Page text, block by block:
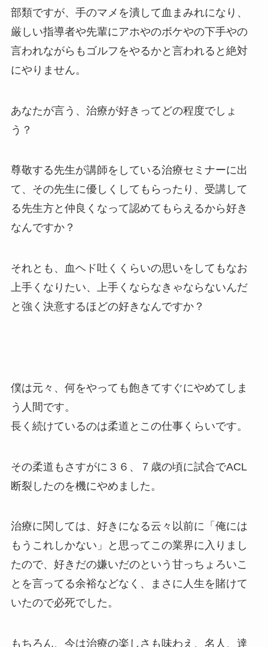
部類ですが、手のマメを潰して血まみれになり、
厳しい指導者や先輩にアホやのボケやの下手やの
言われながらもゴルフをやるかと言われると絶対
にやりません。
あなたが言う、治療が好きってどの程度でしょ
う？
尊敬する先生が講師をしている治療セミナーに出
て、その先生に優しくしてもらったり、受講して
る先生方と仲良くなって認めてもらえるから好き
なんですか？
それとも、血ヘド吐くくらいの思いをしてもなお
上手くなりたい、上手くならなきゃならないんだ
と強く決意するほどの好きなんですか？
僕は元々、何をやっても飽きてすぐにやめてしま
う人間です。
長く続けているのは柔道とこの仕事くらいです。
その柔道もさすがに３６、７歳の頃に試合でACL
断裂したのを機にやめました。
治療に関しては、好きになる云々以前に「俺には
もうこれしかない」と思ってこの業界に入りまし
たので、好きだの嫌いだのという甘っちょろいこ
とを言ってる余裕などなく、まさに人生を賭けて
いたので必死でした。
もちろん、今は治療の楽しさも味わえ、名人、達